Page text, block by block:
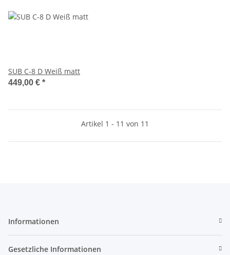
SUB C-8 D Weiß matt
449,00 € *
Artikel 1 - 11 von 11
Informationen
Gesetzliche Informationen